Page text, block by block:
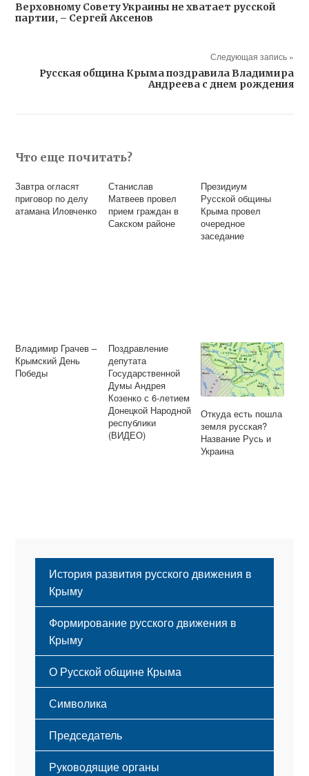
Верховному Совету Украины не хватает русской
партии, – Сергей Аксенов
Следующая запись »
Русская община Крыма поздравила Владимира
Андреева с днем рождения
Что еще почитать?
Завтра огласят
приговор по делу
атамана Иловченко
Станислав
Матвеев провел
прием граждан в
Сакском районе
Президиум
Русской общины
Крыма провел
очередное
заседание
Владимир Грачев –
Крымский День
Победы
Поздравление
депутата
Государственной
Думы Андрея
Козенко с 6-летием
Донецкой Народной
республики
(ВИДЕО)
Откуда есть пошла
земля русская?
Название Русь и
Украина
История развития русского движения в
Крыму
Формирование русского движения в
Крыму
Русский Крым
О Русской общине Крыма
Этапы становления
Принципы деятельности
Структура
Мероприятия
Символика
Флаг
Герб
Гимн
Председатель
Руководящие органы